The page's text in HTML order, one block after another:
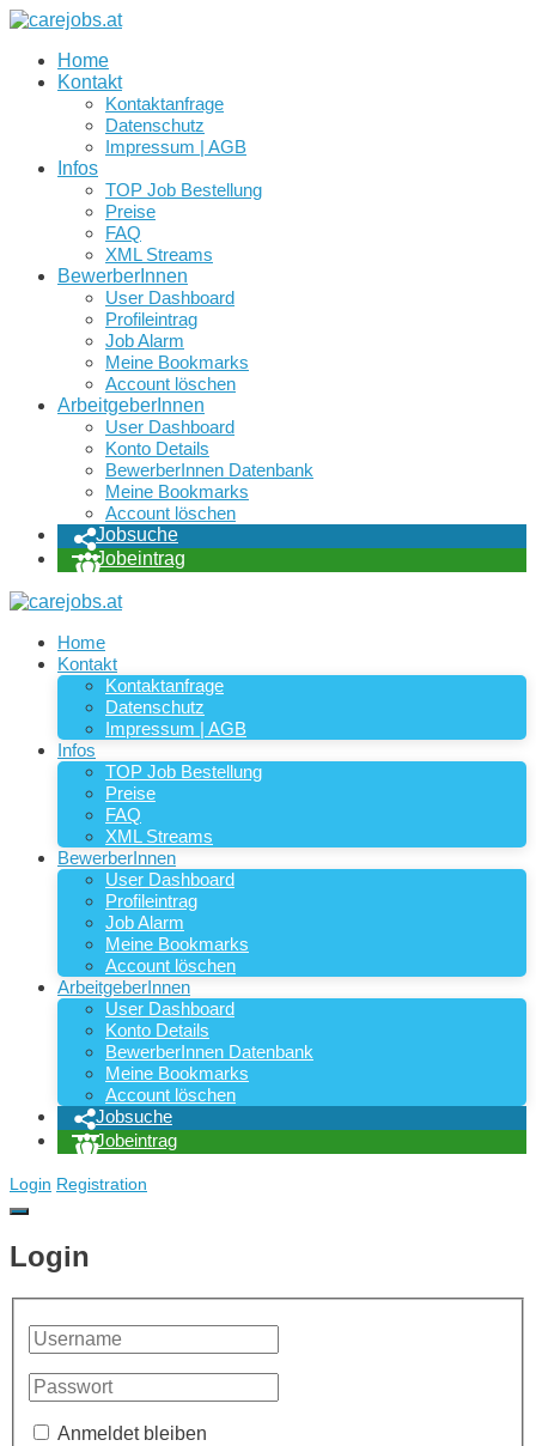
Home
Kontakt
Kontaktanfrage
Datenschutz
Impressum | AGB
Infos
TOP Job Bestellung
Preise
FAQ
XML Streams
BewerberInnen
User Dashboard
Profileintrag
Job Alarm
Meine Bookmarks
Account löschen
ArbeitgeberInnen
User Dashboard
Konto Details
BewerberInnen Datenbank
Meine Bookmarks
Account löschen
Jobsuche
Jobeintrag
Home
Kontakt
Kontaktanfrage
Datenschutz
Impressum | AGB
Infos
TOP Job Bestellung
Preise
FAQ
XML Streams
BewerberInnen
User Dashboard
Profileintrag
Job Alarm
Meine Bookmarks
Account löschen
ArbeitgeberInnen
User Dashboard
Konto Details
BewerberInnen Datenbank
Meine Bookmarks
Account löschen
Jobsuche
Jobeintrag
Login Registration
Login
Anmeldet bleiben